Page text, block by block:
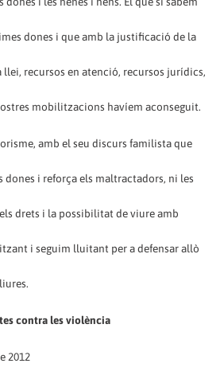
dones i que amb la justificació de la
llei, recursos en atenció, recursos jurídics,
mobilitzacions havíem aconseguit.
amb el seu discurs familista que
dones i reforça els maltractadors, ni les
drets i la possibilitat de viure amb
i seguim lluitant per a defensar allò
contra les violència
2012